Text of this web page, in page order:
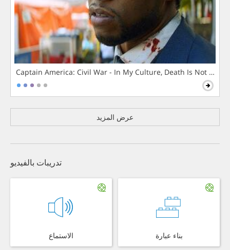
Captain America: Civil War - In My Culture, Death Is Not The
عرض المزيد
تدريبات بالفيديو
الاستماع بناء عبارة